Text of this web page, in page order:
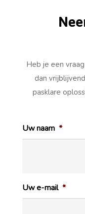
Heb je een
dan
pasklare
Uw naam *
Uw e-mail *